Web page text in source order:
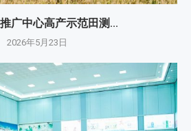
广中心高产示范田测...
2026年5月23日